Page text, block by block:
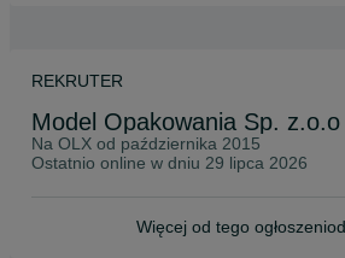
REKRUTER
Model Opakowania Sp. z.o.o
Na OLX od października 2015
Ostatnio online w dniu 29 lipca 2026
Więcej od tego